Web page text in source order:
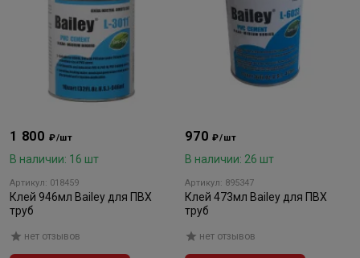
1 800 ₽/шт
В наличии: 16 шт
Артикул: 018459
Клей 946мл Bailey для ПВХ
труб
нет отзывов
970₽/шт
В наличии: 26 шт
Артикул: 895347
Клей 473мл Bailey для ПВХ
труб
нет отзывов